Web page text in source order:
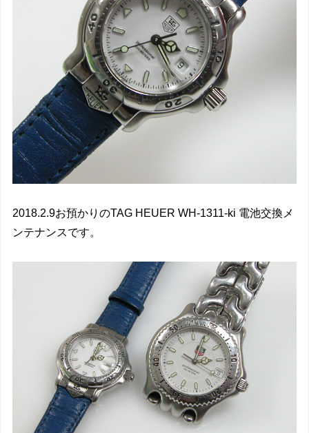
2018.2.9お預かりのTAG HEUER WH-1311-ki 電池交換メ
ンテナンスです。